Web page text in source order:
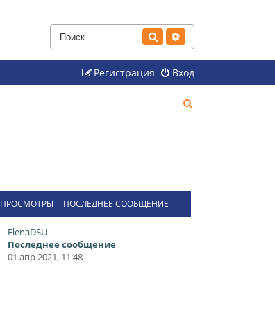
Поиск
Вход
Регистрация
ПРОСМОТРЫ ПОСЛЕДНЕЕ СООБЩЕНИЕ
ElenaDSU
Последнее сообщение
01 апр 2021, 11:48